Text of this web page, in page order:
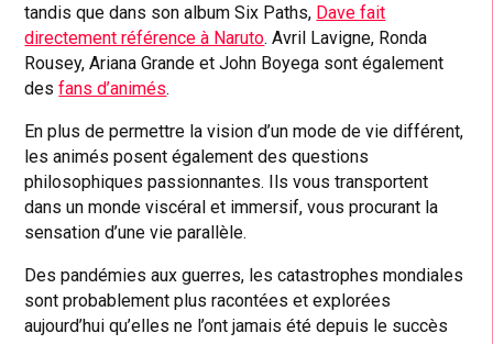
tandis que dans son album Six Paths, Dave fait
directement référence à Naruto. Avril Lavigne, Ronda
Rousey, Ariana Grande et John Boyega sont également
desfans d’animés.
En plus de permettre la vision d’un mode de vie différent,
les animés posent également des questions
philosophiques passionnantes. Ils vous transportent
dans un monde viscéral et immersif, vous procurant la
sensation d’une vie parallèle.
Des pandémies aux guerres, les catastrophes mondiales
sont probablement plus racontées et explorées
aujourd’hui qu’elles ne l’ont jamais été depuis le succès